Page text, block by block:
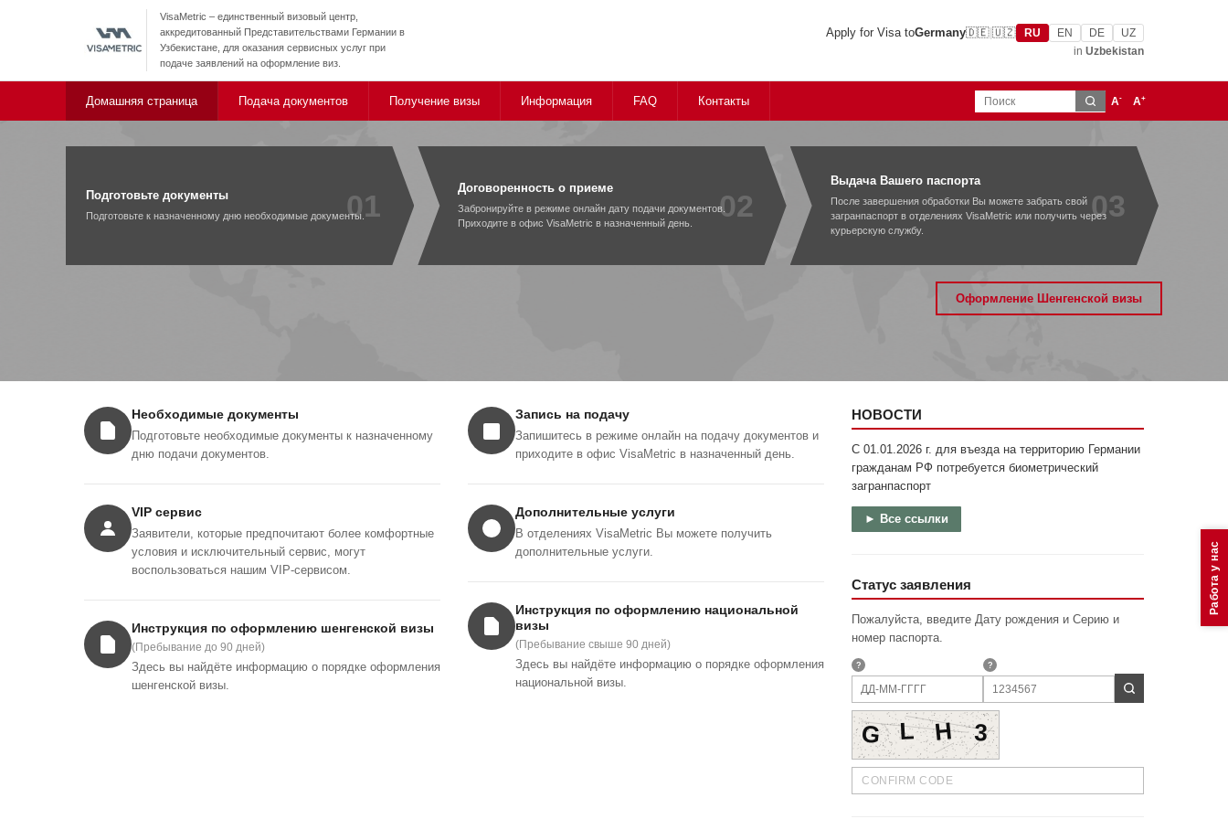
VisaMetric – единственный визовый центр,
аккредитованный Представительствами Германии в
Узбекистане, для оказания сервисных услуг при
подаче заявлений на оформление виз.
Apply for Visa toGermany🇩🇪 🇺🇿 RU EN DE UZ
in Uzbekistan
Домашняя страница Подача документов Получение визы Информация FAQ Контакты A- A+
Подготовьте документы
Подготовьте к назначенному дню необходимые документы.01
Договоренность о приеме
Забронируйте в режиме онлайн дату подачи документов.
Приходите в офис VisaMetric в назначенный день.
02
Выдача Вашего паспорта
После завершения обработки Вы можете забрать свой
загранпаспорт в отделениях VisaMetric или получить через
курьерскую службу.
03
Оформление Шенгенской визы
Необходимые документы
Подготовьте необходимые документы к назначенному
дню подачи документов.
VIP сервис
Заявители, которые предпочитают более комфортные
условия и исключительный сервис, могут
воспользоваться нашим VIP-сервисом.
Инструкция по оформлению шенгенской визы
(Пребывание до 90 дней)
Здесь вы найдёте информацию о порядке оформления
шенгенской визы.
Запись на подачу
Запишитесь в режиме онлайн на подачу документов и
приходите в офис VisaMetric в назначенный день.
Дополнительные услуги
В отделениях VisaMetric Вы можете получить
дополнительные услуги.
Инструкция по оформлению национальной
визы
(Пребывание свыше 90 дней)
Здесь вы найдёте информацию о порядке оформления
национальной визы.
НОВОСТИ
С 01.01.2026 г. для въезда на территорию Германии
гражданам РФ потребуется биометрический
загранпаспорт
► Все ссылки
Статус заявления
Пожалуйста, введите Дату рождения и Серию и
номер паспорта.
? ?
Работа у нас